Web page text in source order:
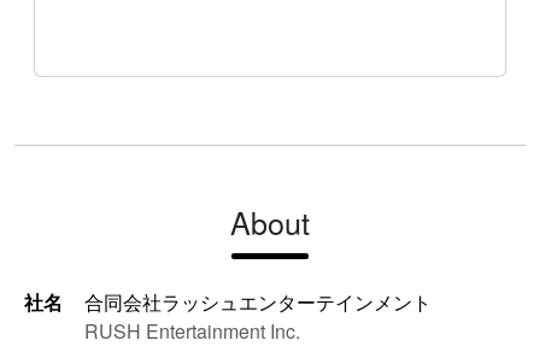
About
社名
合同会社ラッシュエンターテインメント
RUSH Entertainment Inc.